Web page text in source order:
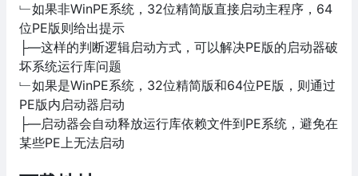
﹂如果非WinPE系统，32位精简版直接启动主程序，64
位PE版则给出提示
├—这样的判断逻辑启动方式，可以解决PE版的启动器破
坏系统运行库问题
﹂如果是WinPE系统，32位精简版和64位PE版，则通过
PE版内启动器启动
├—启动器会自动释放运行库依赖文件到PE系统，避免在
某些PE上无法启动